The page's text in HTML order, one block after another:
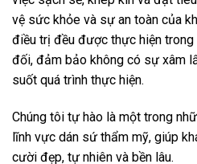
vệ sức khỏe và sự an toàn của
điều trị đều được thực hiện
đối, đảm bảo không có sự xâm
suốt quá trình thực hiện.
Chúng tôi tự hào là một trong
lĩnh vực dán sứ thẩm mỹ, giúp
cười đẹp, tự nhiên và bền lâu.